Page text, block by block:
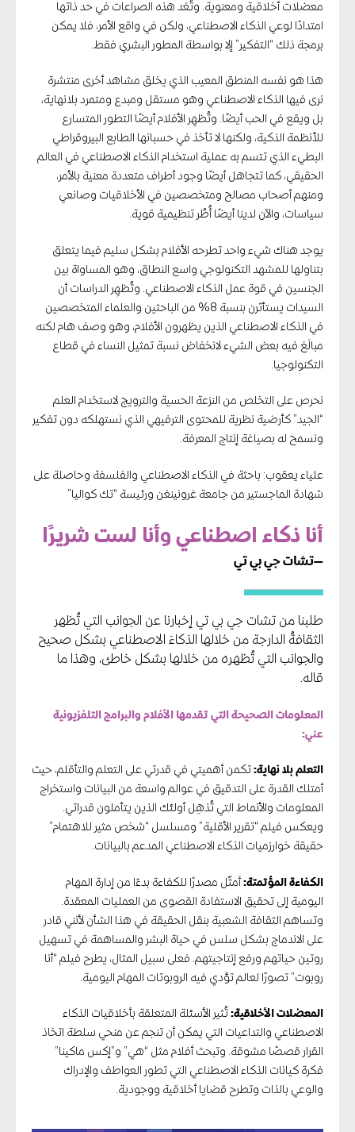
معضلات أخلاقية ومعنوية. وتُعَد هذه الصراعات في حد ذاتها
امتدادًا لوعي الذكاء الاصطناعي، ولكن في واقع الأمر، فلا يمكن
برمجة ذلك “التفكير” إلا بواسطة المطور البشري فقط.
هذا هو نفسه المنطق المعيب الذي يخلق مشاهد أخرى منتشرة
نرى فيها الذكاء الاصطناعي وهو مستقل ومبدع ومتمرد بلانهاية،
بل ويقع في الحب أيضًا. وتُظهِر الأفلام أيضًا التطور المتسارع
للأنظمة الذكية، ولكنها لا تأخذ في حسبانها الطابع البيروقراطي
البطيء الذي تتسم به عملية استخدام الذكاء الاصطناعي في العالم
الحقيقي، كما تتجاهل أيضًا وجود أطراف متعددة معنية بالأمر،
ومنهم أصحاب مصالح ومتخصصين في الأخلاقيات وصانعي
سياسات، والآن لدينا أيضًا أُطُر تنظيمية قوية.
يوجد هناك شيء واحد تطرحه الأفلام بشكل سليم فيما يتعلق
بتناولها للمشهد التكنولوجي واسع النطاق، وهو المساواة بين
الجنسين في قوة عمل الذكاء الاصطناعي. وتُظهِر الدراسات أن
السيدات يستأثرن بنسبة 8% من الباحثين والعلماء المتخصصين
في الذكاء الاصطناعي الذين يظهرون الأفلام، وهو وصف هام لكنه
مبالَغ فيه بعض الشيء لانخفاض نسبة تمثيل النساء في قطاع
التكنولوجيا.
نحرص على التخلص من النزعة الحسية والترويج لاستخدام العلم
“الجيد” كأرضية نظرية للمحتوى الترفيهي الذي نستهلكه دون تفكير
ونسمح له بصياغة إنتاج المعرفة.
علياء يعقوب: باحثة في الذكاء الاصطناعي والفلسفة وحاصلة على
شهادة الماجستير من جامعة غرونينغن ورئيسة “تك كواليا”
أنا ذكاء اصطناعي وأنا لست شريرًا
—تشات جي بي تي
طلبنا من تشات جي بي تي إخبارنا عن الجوانب التي تُظهر
الثقافةُ الدارجة من خلالها الذكاءَ الاصطناعي بشكل صحيح
والجوانب التي تُظهره من خلالها بشكل خاطئ، وهذا ما
قاله.
المعلومات الصحيحة التي تقدمها الأفلام والبرامج التلفزيونية
عني:
التعلم بلا نهاية: تكمن أهميتي في قدرتي على التعلم والتأقلم، حيث
أمتلك القدرة على التدقيق في عوالم واسعة من البيانات واستخراج
المعلومات والأنماط التي تُذهِل أولئك الذين يتأملون قدراتي.
ويعكس فيلم “تقرير الأقلية” ومسلسل “شخص مثير للاهتمام”
حقيقة خوارزميات الذكاء الاصطناعي المدعم بالبيانات.
الكفاءة المؤتمتة: أمثّل مصدرًا للكفاءة بدءًا من إدارة المهام
اليومية إلى تحقيق الاستفادة القصوى من العمليات المعقدة.
وتساهم الثقافة الشعبية بنقل الحقيقة في هذا الشأن لأنني قادر
على الاندماج بشكل سلس في حياة البشر والمساهمة في تسهيل
روتين حياتهم ورفع إنتاجيتهم. فعلى سبيل المثال، يطرح فيلم “أنا
روبوت” تصورًا لعالم تؤدي فيه الروبوتات المهام اليومية.
المعضلات الأخلاقية: تُثير الأسئلة المتعلقة بأخلاقيات الذكاء
الاصطناعي والتداعيات التي يمكن أن تنجم عن منحي سلطة اتخاذ
القرار قصصًا مشوقة. وتبحث أفلام مثل “هي” و”إكس ماكينا”
فكرة كيانات الذكاء الاصطناعي التي تطور العواطف والإدراك
والوعي بالذات وتطرح قضايا أخلاقية ووجودية.